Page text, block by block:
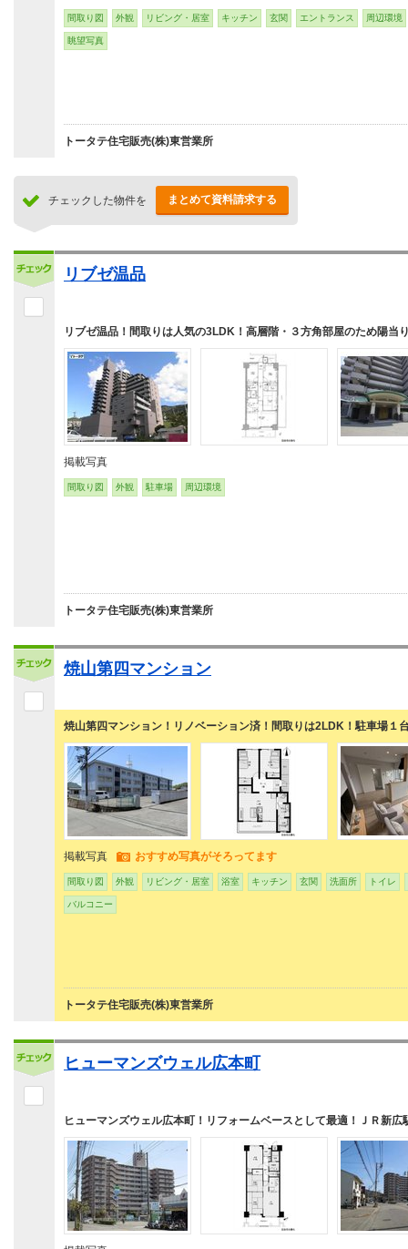
間取り図 外観 リビング・居室 キッチン 玄関 エントランス 周辺環境
眺望写真
トータテ住宅販売(株)東営業所
チェックした物件を まとめて資料請求する
リブゼ温品
リブゼ温品！間取りは人気の3LDK！高層階・３方角部屋のため陽当
掲載写真
間取り図 外観 駐車場 周辺環境
トータテ住宅販売(株)東営業所
焼山第四マンション
焼山第四マンション！リノベーション済！間取りは2LDK！駐車場１
掲載写真 おすすめ写真がそろってます
間取り図 外観 リビング・居室 浴室 キッチン 玄関 洗面所 トイレ
バルコニー
トータテ住宅販売(株)東営業所
ヒューマンズウェル広本町
ヒューマンズウェル広本町！リフォームベースとして最適！ＪＲ新広